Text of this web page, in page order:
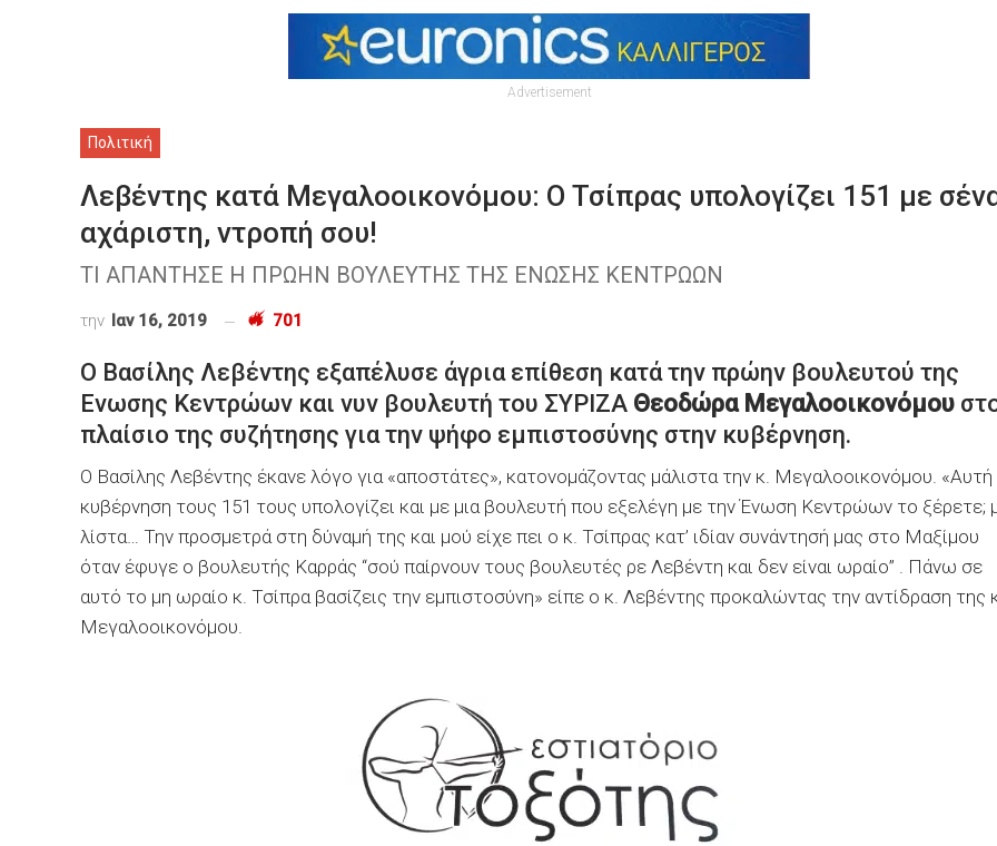
Advertisement
Πολιτική
Λεβέντης κατά Μεγαλοοικονόμου: Ο Τσίπρας υπολογίζει 151 με
αχάριστη, ντροπή σου!
ΤΙ ΑΠΑΝΤΗΣΕ Η ΠΡΩΗΝ ΒΟΥΛΕΥΤΗΣ ΤΗΣ ΕΝΩΣΗΣ ΚΕΝΤΡΩΩΝ
την Ιαν 16, 2019 701
Ο Βασίλης Λεβέντης εξαπέλυσε άγρια επίθεση κατά την πρώην βουλευτού της
Ενωσης Κεντρώων και νυν βουλευτή του ΣΥΡΙΖΑ Θεοδώρα Μεγαλοοικονόμου
πλαίσιο της συζήτησης για την ψήφο εμπιστοσύνης στην κυβέρνηση.
Ο Βασίλης Λεβέντης έκανε λόγο για «αποστάτες», κατονομάζοντας μάλιστα την κ. Μεγαλοοικονόμου. «Αυτή
κυβέρνηση τους 151 τους υπολογίζει και με μια βουλευτή που εξελέγη με την Ένωση Κεντρώων το ξέρετε;
λίστα… Την προσμετρά στη δύναμή της και μού είχε πει ο κ. Τσίπρας κατ’ ιδίαν συνάντησή μας στο Μαξίμου
όταν έφυγε ο βουλευτής Καρράς “σού παίρνουν τους βουλευτές ρε Λεβέντη και δεν είναι ωραίο” . Πάνω σε
αυτό το μη ωραίο κ. Τσίπρα βασίζεις την εμπιστοσύνη» είπε ο κ. Λεβέντης προκαλώντας την αντίδραση της
Μεγαλοοικονόμου.